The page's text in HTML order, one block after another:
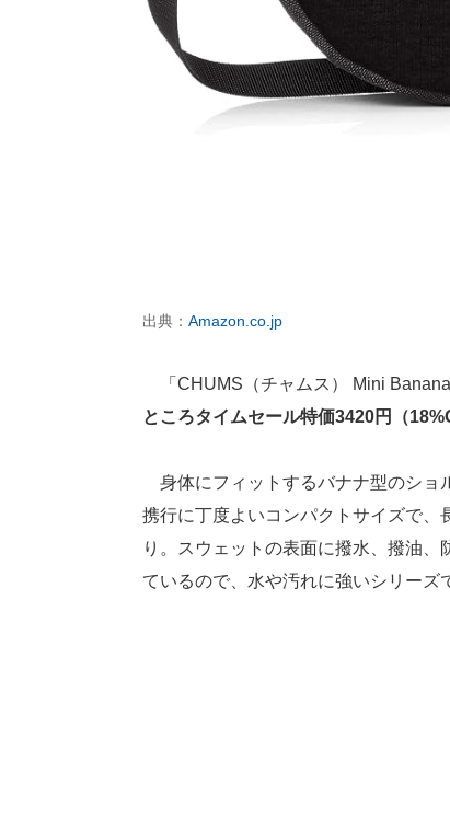
出典： Amazon.co.jp
「CHUMS（チャムス） Mini
ところタイムセール特価3420円（
身体にフィットするバナナ型のショ
携行に丁度よいコンパクトサイズで、
り。スウェットの表面に撥水、撥油
ているので、水や汚れに強いシリーズ